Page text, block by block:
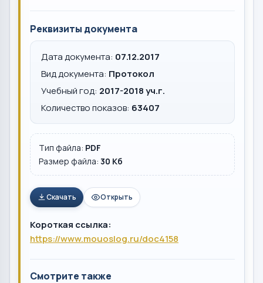
Реквизиты документа
Дата документа: 07.12.2017
Вид документа: Протокол
Учебный год: 2017-2018 уч.г.
Количество показов: 63407
Тип файла: PDF
Размер файла: 30 Кб
Скачать Открыть
Короткая ссылка:
https://www.mouoslog.ru/doc4158
Смотрите также